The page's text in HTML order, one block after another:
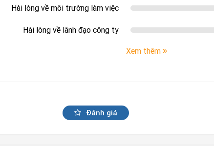
Hài lòng về môi trường làm việc
Hài lòng về lãnh đạo công ty
Xem thêm
Đánh giá